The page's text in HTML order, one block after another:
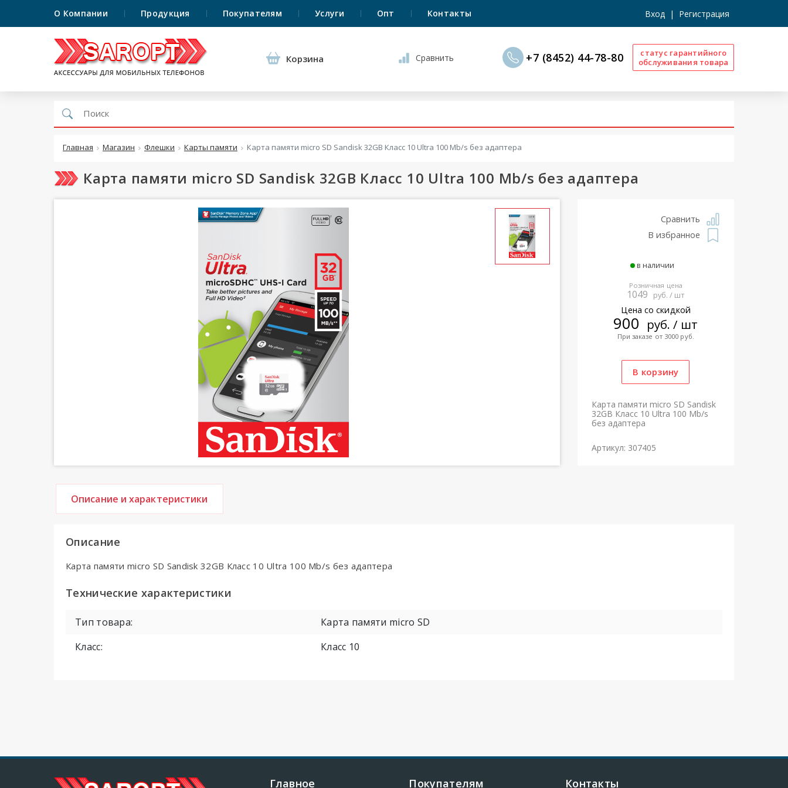
О Компании Продукция Покупателям Услуги Опт Контакты Вход | Регистрация
Корзина Сравнить +7 (8452) 44-78-80
статус гарантийного
обслуживания товара
Главная Магазин Флешки Карты памяти Карта памяти micro SD Sandisk 32GB Класс 10 Ultra 100 Mb/s без адаптера
Карта памяти micro SD Sandisk 32GB Класс 10 Ultra 100 Mb/s без адаптера
Сравнить
В избранное
в наличии
Розничная цена
1049 руб. / шт
Цена со скидкой
900 руб. / шт
При заказе от 3000 руб.
Карта памяти micro SD Sandisk
32GB Класс 10 Ultra 100 Mb/s
без адаптера
Артикул: 307405
Описание и характеристики
Описание
Карта памяти micro SD Sandisk 32GB Класс 10 Ultra 100 Mb/s без адаптера
Технические характеристики
Тип товара:
Карта памяти micro SD
Класс:
Класс 10
Главное Покупателям Контакты